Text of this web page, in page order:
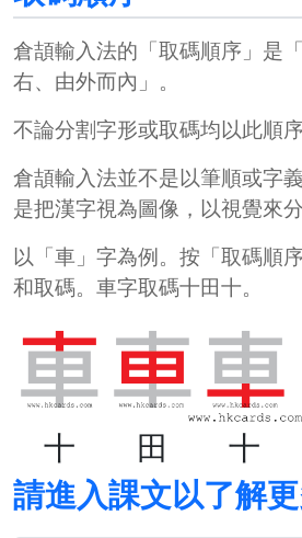
倉頡輸入法的「取碼順序 」是
右、由外而內」。
不論分割字形或取碼均以此順序
倉頡輸入法並不是以筆順或字
是把漢字視為圖像，以視覺來分
以「車 」字為例。按「取碼順
和取碼。車字取碼十田十。
十 田
十
請進入課文以了解